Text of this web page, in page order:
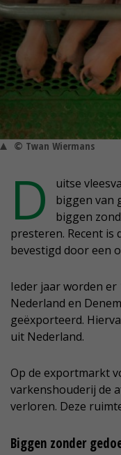
© Twan Wiermans
D
uitse
biggen van
biggen
presteren. Recent is
bevestigd door een
Ieder jaar worden
Nederland en
geëxporteerd.
uit Nederland.
Op de exportmarkt
varkenshouderij de
verloren. Deze
Biggen zonder